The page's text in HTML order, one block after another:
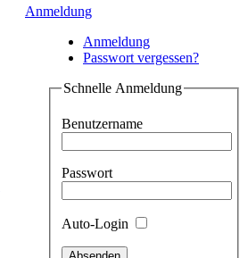
Anmeldung
Anmeldung
Passwort vergessen?
Schnelle Anmeldung
Benutzername
Passwort
Auto-Login